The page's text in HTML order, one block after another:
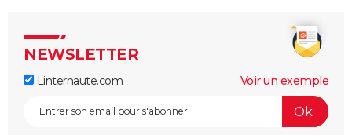
NEWSLETTER
Linternaute.com Voir un exemple